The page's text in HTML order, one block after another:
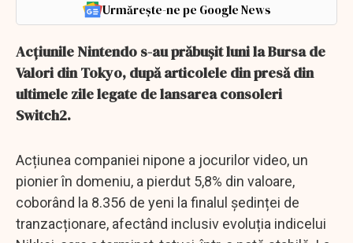
Urmărește-ne pe Google News
Acțiunile Nintendo s-au prăbușit luni la Bursa de
Valori din Tokyo, după articolele din presă din
ultimele zile legate de lansarea consoleri
Switch2.
Acțiunea companiei nipone a jocurilor video, un
pionier în domeniu, a pierdut 5,8% din valoare,
coborând la 8.356 de yeni la finalul ședinței de
tranzacționare, afectând inclusiv evoluția indicelui